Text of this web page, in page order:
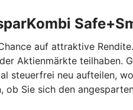
auf attraktive
Aktienmärkte teilhaben.
steuerfrei neu aufteilen,
ob Sie sich den